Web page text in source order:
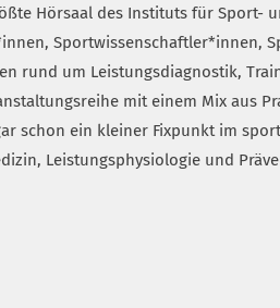
Hörsaal des Instituts für Sport-
Sportwissenschaftler*innen,
rund um Leistungsdiagnostik,
mit einem Mix aus
schon ein kleiner Fixpunkt im
Leistungsphysiologie und